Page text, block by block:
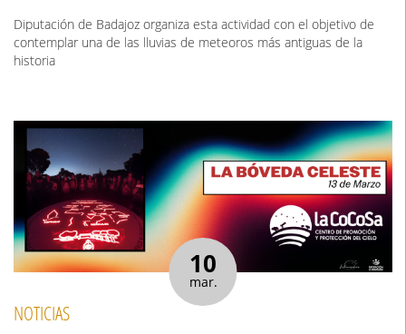
Diputación de Badajoz organiza esta actividad con el objetivo de
contemplar una de las lluvias de meteoros más antiguas de la
historia
10
mar.
NOTICIAS